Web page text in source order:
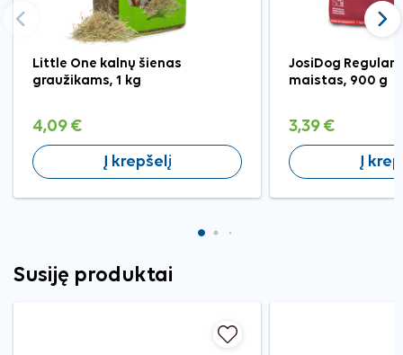
Little One kalnų šienas
graužikams, 1 kg
4,09 €
Į krepšelį
JosiDog Regular
maistas, 900 g
3,39 €
Į
Ankstesnis
Susiję produktai